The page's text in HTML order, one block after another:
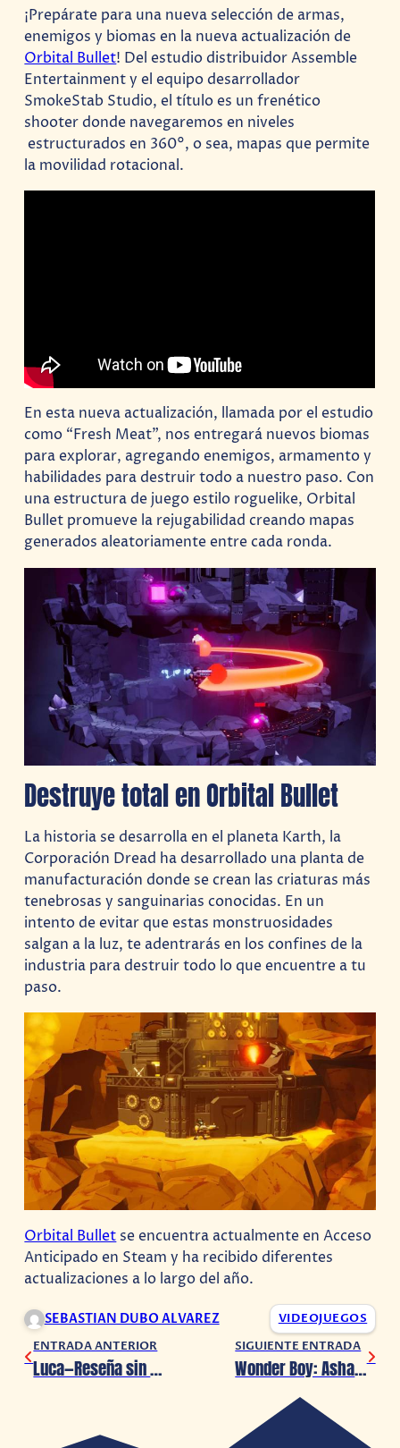
¡Prepárate para una nueva selección de armas,
enemigos y biomas en la nueva actualización de
Orbital Bullet! Del estudio distribuidor Assemble
Entertainment y el equipo desarrollador
SmokeStab Studio, el título es un frenético
shooter donde navegaremos en niveles
estructurados en 360°, o sea, mapas que permite
la movilidad rotacional.
En esta nueva actualización, llamada por el estudio
como “Fresh Meat”, nos entregará nuevos biomas
para explorar, agregando enemigos, armamento y
habilidades para destruir todo a nuestro paso. Con
una estructura de juego estilo roguelike, Orbital
Bullet promueve la rejugabilidad creando mapas
generados aleatoriamente entre cada ronda.
Destruye total en Orbital Bullet
La historia se desarrolla en el planeta Karth, la
Corporación Dread ha desarrollado una planta de
manufacturación donde se crean las criaturas más
tenebrosas y sanguinarias conocidas. En un
intento de evitar que estas monstruosidades
salgan a la luz, te adentrarás en los confines de la
industria para destruir todo lo que encuentre a tu
paso.
Orbital Bullet se encuentra actualmente en Acceso
Anticipado en Steam y ha recibido diferentes
actualizaciones a lo largo del año.
SEBASTIAN DUBO ALVAREZ
VIDEOJUEGOS
ENTRADA ANTERIOR
Luca—Reseña sin spoilers (2021)
SIGUIENTE ENTRADA
Wonder Boy: Asha in Monster World obtendrá su versión de PC este 29 de junio